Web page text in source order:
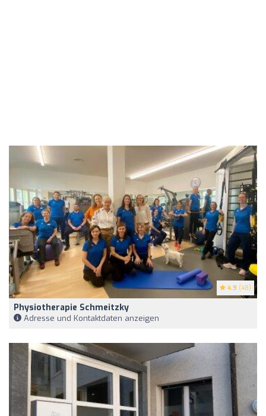
4.9 (48)
Physiotherapie Schmeitzky
Adresse und Kontaktdaten anzeigen